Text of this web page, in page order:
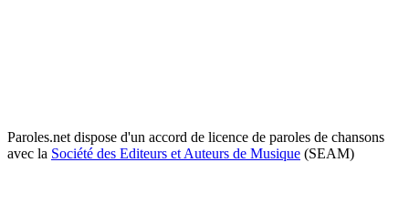
Paroles.net dispose d'un accord de licence de paroles de chansons
avec la Société des Editeurs et Auteurs de Musique (SEAM)